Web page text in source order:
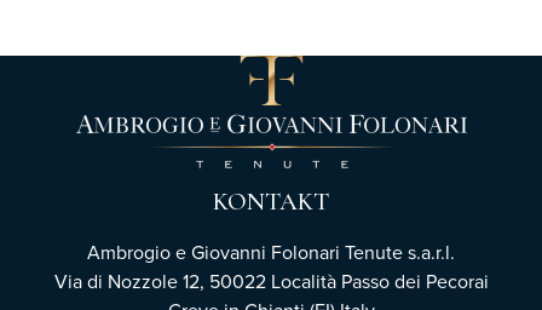
KONTAKT
Ambrogio e Giovanni Folonari Tenute s.a.r.l.
Via di Nozzole 12, 50022 Località Passo dei Pecorai